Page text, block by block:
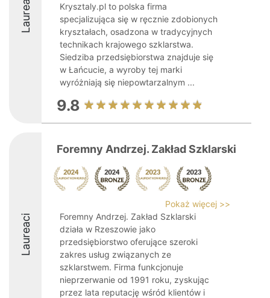
Laureaci
Krysztaly.pl to polska firma
specjalizująca się w ręcznie zdobionych
kryształach, osadzona w tradycyjnych
technikach krajowego szklarstwa.
Siedziba przedsiębiorstwa znajduje się
w Łańcucie, a wyroby tej marki
wyróżniają się niepowtarzalnym ...
9.8
Laureaci
Foremny Andrzej. Zakład Szklarski
Pokaż więcej >>
Foremny Andrzej. Zakład Szklarski
działa w Rzeszowie jako
przedsiębiorstwo oferujące szeroki
zakres usług związanych ze
szklarstwem. Firma funkcjonuje
nieprzerwanie od 1991 roku, zyskując
przez lata reputację wśród klientów i